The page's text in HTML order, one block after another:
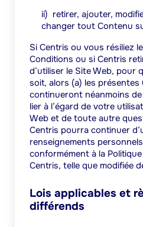
ii) retirer, ajouter,
changer tout Contenu
Si Centris ou vous résiliez
Conditions ou si Centris
d’utiliser le Site Web, pour
soit, alors (a) les présentes
continueront néanmoins
lier à l’égard de votre
Web et de toute autre
Centris pourra continuer
renseignements
conformément à la
Centris, telle que modifiée
Lois applicables et
différends